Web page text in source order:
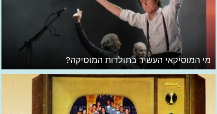
מי המוסיקאי העשיר בתולדות המוסיקה?